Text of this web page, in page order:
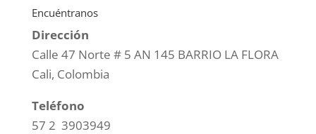
Encuéntranos
Dirección
Calle 47 Norte # 5 AN 145 BARRIO LA FLORA
Cali, Colombia
Teléfono
57 2 3903949